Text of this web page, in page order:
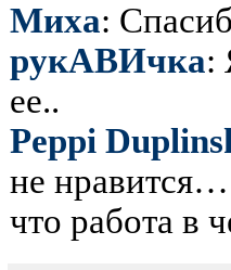
Миха:
рукАВИчка:
ее..
Peppi
не нравится…
что работа в